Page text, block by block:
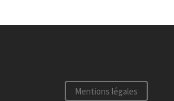
Mentions légales